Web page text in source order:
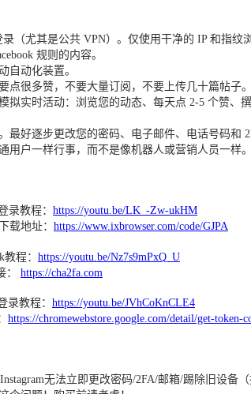
（尤其是公共 VPN）。仅使用干净的 IP 和指纹
规则的内容。
自动化装置。
点很多赞，不要大量订阅，不要上传几十篇帖子。
拟实时活动：浏览您的动态、每天点 2-5 个赞、
最好逐步更改您的密码、电子邮件、电话号码和
用户一样行事，而不是像机器人或营销人员一样
录教程： https://youtu.be/LK_-Zw-ukHM
载地址： https://www.ixbrowser.com/code/GJPA
教程： https://youtu.be/Nz7s9mPxQ_U
： https://cha2fa.com
录教程： https://youtu.be/JVhCoKnCLE4
https://chromewebstore.google.com/detail/get-
无法立即更改密码/2FA/邮箱/踢除旧设备